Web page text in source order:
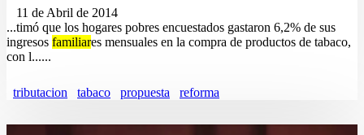
11 de Abril de 2014
...timó que los hogares pobres encuestados gastaron 6,2% de sus
ingresos familiares mensuales en la compra de productos de tabaco,
con l......
tributacion tabaco propuesta reforma